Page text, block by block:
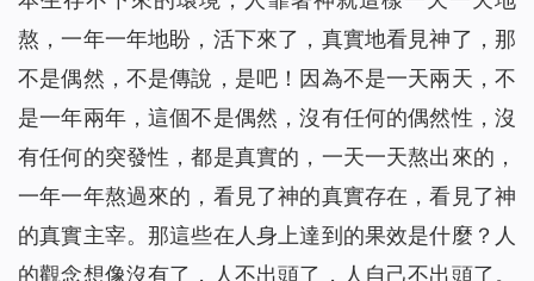
熬，一年一年地盼，活下來了，真實地看見神了，那
不是偶然，不是傳說，是吧！因為不是一天兩天，不
是一年兩年，這個不是偶然，沒有任何的偶然性，沒
有任何的突發性，都是真實的，一天一天熬出來的，
一年一年熬過來的，看見了神的真實存在，看見了神
的真實主宰。那這些在人身上達到的果效是什麼？人
的觀念想像沒有了，人不出頭了，人自己不出頭了。